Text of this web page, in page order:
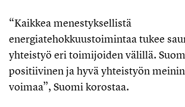
“Kaikkea menestyksellistä
energiatehokkuustoimintaa tukee
yhteistyö eri toimijoiden välillä.
positiivinen ja hyvä yhteistyön
voimaa”, Suomi korostaa.